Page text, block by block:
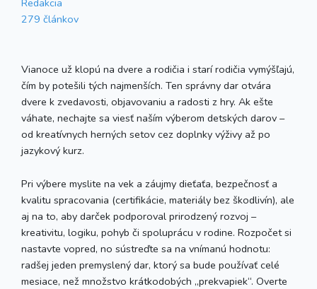
279 článkov
Vianoce už klopú na dvere a rodičia i starí rodičia vymýšľajú,
čím by potešili tých najmenších. Ten správny dar otvára
dvere k zvedavosti, objavovaniu a radosti z hry. Ak ešte
váhate, nechajte sa viesť naším výberom detských darov –
od kreatívnych herných setov cez doplnky výživy až po
jazykový kurz.
Pri výbere myslite na vek a záujmy dieťaťa, bezpečnosť a
kvalitu spracovania (certifikácie, materiály bez škodlivín), ale
aj na to, aby darček podporoval prirodzený rozvoj –
kreativitu, logiku, pohyb či spoluprácu v rodine. Rozpočet si
nastavte vopred, no sústreďte sa na vnímanú hodnotu:
radšej jeden premyslený dar, ktorý sa bude používať celé
mesiace, než množstvo krátkodobých „prekvapiek“. Overte